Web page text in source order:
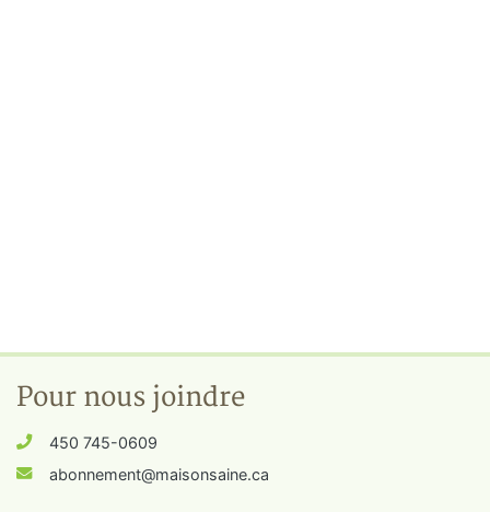
Pour nous joindre
450 745-0609
abonnement@maisonsaine.ca